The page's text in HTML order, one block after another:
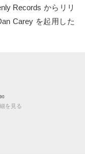
Records からリリ
Carey を起用した
を見る